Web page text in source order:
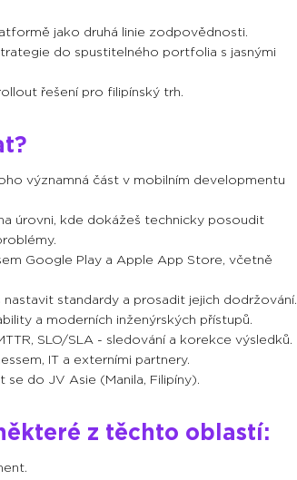
jako druhá linie zodpovědnosti.
do spustitelného portfolia s jasnými
řešení pro filipínský trh.
významná část v mobilním developmentu
úrovni, kde dokážeš technicky posoudit
Google Play a Apple App Store, včetně
standardy a prosadit jejich dodržování.
a moderních inženýrských přístupů.
SLO/SLA - sledování a korekce výsledků.
IT a externími partnery.
do JV Asie (Manila, Filipíny).
z těchto oblastí: